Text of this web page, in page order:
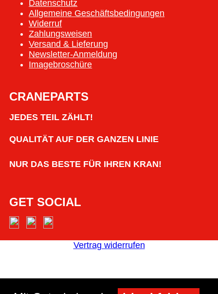
Datenschutz
Allgemeine Geschäftsbedingungen
Widerruf
Zahlungsweisen
Versand & Lieferung
Newsletter-Anmeldung
Imagebroschüre
CRANEPARTS
JEDES TEIL ZÄHLT!
QUALITÄT AUF DER GANZEN LINIE
NUR DAS BESTE FÜR IHREN KRAN!
GET SOCIAL
Vertrag widerrufen